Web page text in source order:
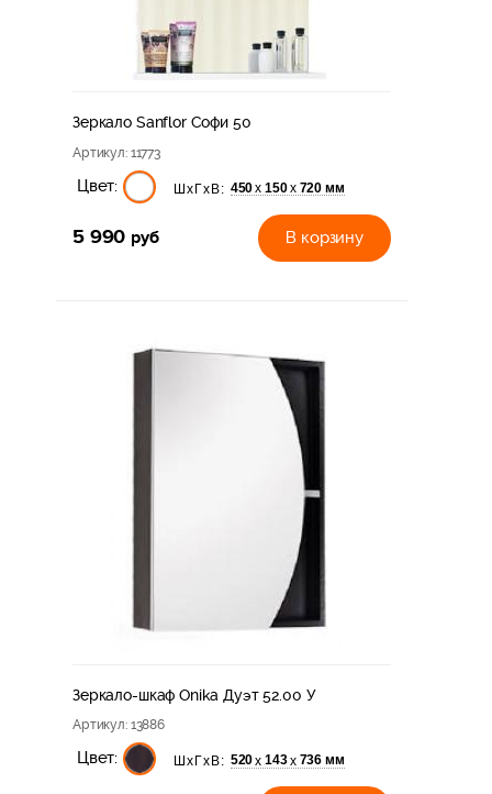
Зеркало Sanflor Софи 50
Артикул: 11773
Цвет: ШхГхВ: 450х 150х 720 мм
5 990 руб В корзину
Зеркало-шкаф Onika Дуэт 52.00 У
Артикул: 13886
Цвет: ШхГхВ: 520х 143х 736 мм